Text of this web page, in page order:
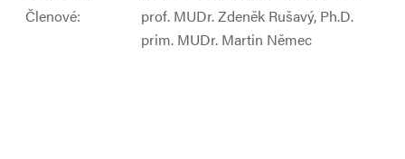
Členové:
prof. MUDr. Zdeněk Rušavý, Ph.D.
prim. MUDr. Martin Němec